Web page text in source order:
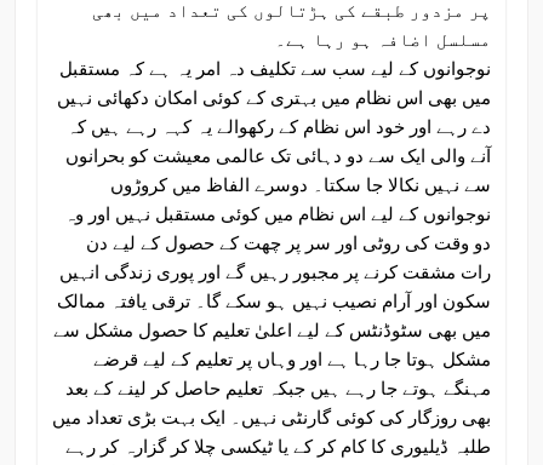
پر مزدور طبقے کی ہڑتالوں کی تعداد میں بھی
مسلسل اضافہ ہو رہا ہے۔
نوجوانوں کے لیے سب سے تکلیف دہ امر یہ ہے کہ مستقبل
میں بھی اس نظام میں بہتری کے کوئی امکان دکھائی نہیں
دے رہے اور خود اس نظام کے رکھوالے یہ کہہ رہے ہیں کہ
آنے والی ایک سے دو دہائی تک عالمی معیشت کو بحرانوں
سے نہیں نکالا جا سکتا۔ دوسرے الفاظ میں کروڑوں
نوجوانوں کے لیے اس نظام میں کوئی مستقبل نہیں اور وہ
دو وقت کی روٹی اور سر پر چھت کے حصول کے لیے دن
رات مشقت کرنے پر مجبور رہیں گے اور پوری زندگی انہیں
سکون اور آرام نصیب نہیں ہو سکے گا۔ ترقی یافتہ ممالک
میں بھی سٹوڈنٹس کے لیے اعلیٰ تعلیم کا حصول مشکل سے
مشکل ہوتا جا رہا ہے اور وہاں پر تعلیم کے لیے قرضے
مہنگے ہوتے جا رہے ہیں جبکہ تعلیم حاصل کر لینے کے بعد
بھی روزگار کی کوئی گارنٹی نہیں۔ ایک بہت بڑی تعداد میں
طلبہ ڈیلیوری کا کام کر کے یا ٹیکسی چلا کر گزارہ کر رہے